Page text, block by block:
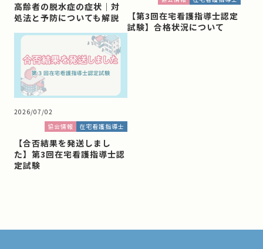
高齢者の脱水症の症状｜対
処法と予防についても解説
【第3回在宅看護指導士認定
試験】合格状況について
2026/07/02
協会情報
在宅看護指導士
【合否結果を発送しまし
た】第3回在宅看護指導士認
定試験